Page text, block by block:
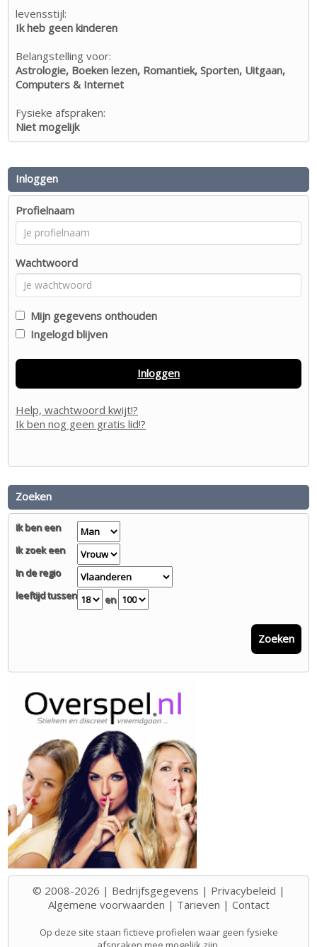
levensstijl:
Ik heb geen kinderen
Belangstelling voor:
Astrologie, Boeken lezen, Romantiek, Sporten, Uitgaan,
Computers & Internet
Fysieke afspraken:
Niet mogelijk
Inloggen
Profielnaam
Wachtwoord
Mijn gegevens onthouden
Ingelogd blijven
Inloggen
Help, wachtwoord kwijt!?
Ik ben nog geen gratis lid!?
Zoeken
Ik ben een
Ik zoek een
In de regio
leeftijd tussen
en
Zoeken
© 2008-2026 | Bedrijfsgegevens | Privacybeleid |
Algemene voorwaarden | Tarieven | Contact
Op deze site staan fictieve profielen waar geen fysieke